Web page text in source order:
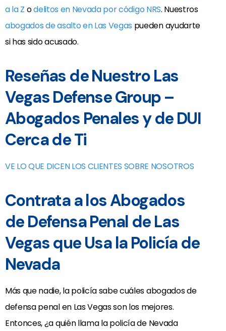
a la Z odelitos en Nevada por código NRS. Nuestros
abogados de asalto en Las Vegas pueden ayudarte
si has sido acusado.
Reseñas de Nuestro Las
Vegas Defense Group –
Abogados Penales y de DUI
Cerca de Ti
VE LO QUE DICEN LOS CLIENTES SOBRE NOSOTROS
Contrata a los Abogados
de Defensa Penal de Las
Vegas que Usa la Policía de
Nevada
Más que nadie, la policía sabe cuáles abogados de
defensa penal en Las Vegas son los mejores.
Entonces, ¿a quién llama la policía de Nevada